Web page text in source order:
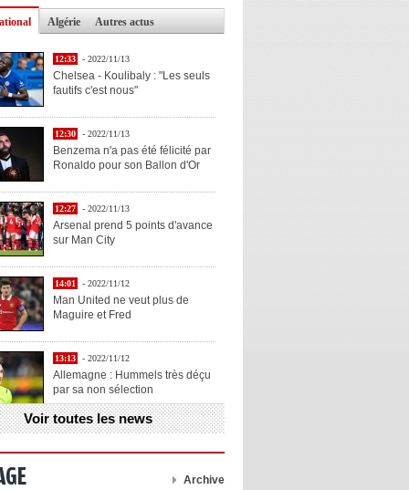
Algérie Autres actus
12:33 - 2022/11/13
Chelsea - Koulibaly : "Les seuls
fautifs c'est nous"
12:30 - 2022/11/13
Benzema n'a pas été félicité par
Ronaldo pour son Ballon d'Or
12:27 - 2022/11/13
Arsenal prend 5 points d'avance
sur Man City
14:01 - 2022/11/12
Man United ne veut plus de
Maguire et Fred
13:13 - 2022/11/12
Allemagne : Hummels très déçu
par sa non sélection
13:11 - 2022/11/12
Henry explique la chose qu'il
Voir toutes les news
Archive